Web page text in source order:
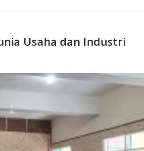
Usaha dan Industri